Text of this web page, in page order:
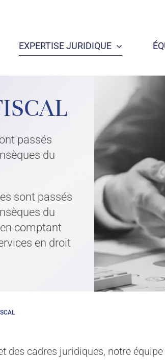
EXPERTISE JURIDIQUE
passés
du
sont passés
du
comptant
en droit
des cadres juridiques, notre